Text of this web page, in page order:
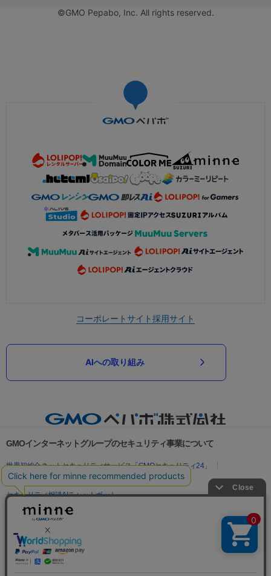
©GMO Pepabo, Inc. All rights reserved.
コーポレートサイト採用サイト
AIへの取り組み
GMOインターネットグループのセキュリティ事業について
世界初総合ネットセキュリティサービス「GMOセキュリティ24」
パスワード漏洩診断
Webサイトリスク診断
セキュリティ相談AIチャットボット
実在証明・盗聴対策
サイバー攻撃対策（GMO Flatt Security）
セキュリティ事業の軌跡